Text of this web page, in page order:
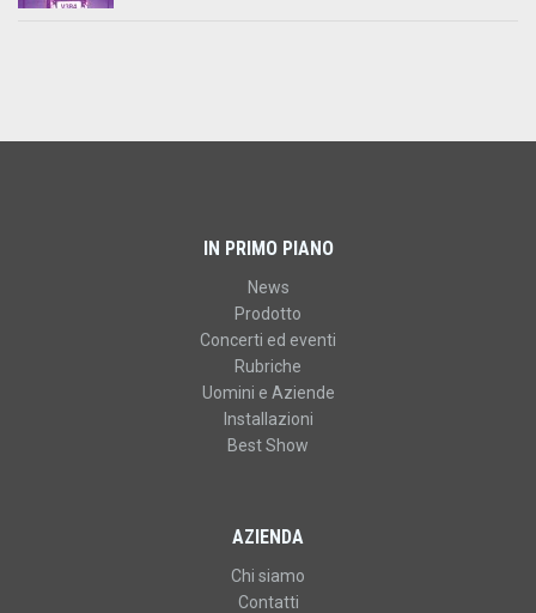
IN PRIMO PIANO
News
Prodotto
Concerti ed eventi
Rubriche
Uomini e Aziende
Installazioni
Best Show
AZIENDA
Chi siamo
Contatti